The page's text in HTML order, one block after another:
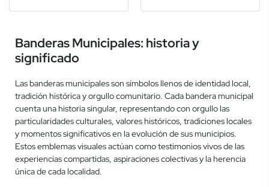
Banderas Municipales: historia y
significado
Las banderas municipales son símbolos llenos de identidad local,
tradición histórica y orgullo comunitario. Cada bandera municipal
cuenta una historia singular, representando con orgullo las
particularidades culturales, valores históricos, tradiciones locales
y momentos significativos en la evolución de sus municipios.
Estos emblemas visuales actúan como testimonios vivos de las
experiencias compartidas, aspiraciones colectivas y la herencia
única de cada localidad.